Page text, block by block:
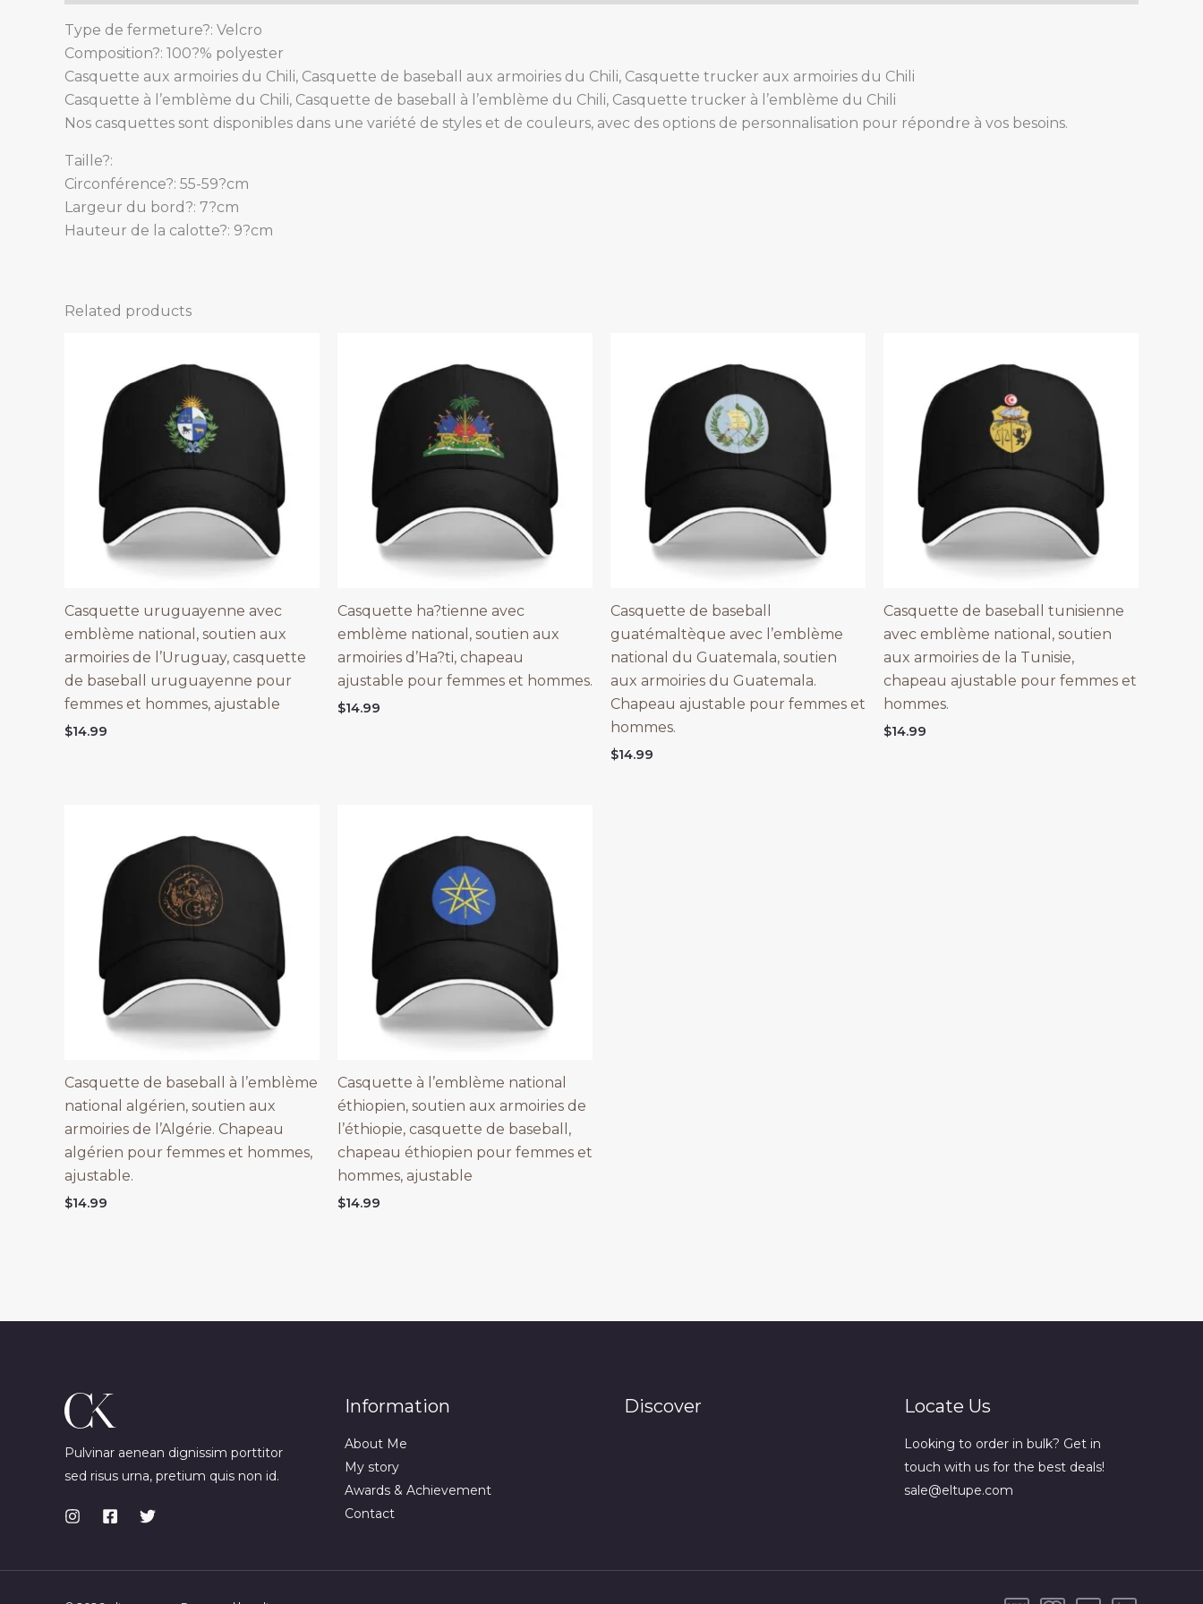
Type de fermeture?: Velcro
Composition?: 100?% polyester
Casquette aux armoiries du Chili, Casquette de baseball aux armoiries du Chili, Casquette trucker aux armoiries du Chili
Casquette à l’emblème du Chili, Casquette de baseball à l’emblème du Chili, Casquette trucker à l’emblème du Chili
Nos casquettes sont disponibles dans une variété de styles et de couleurs, avec des options de personnalisation pour répondre à vos besoins.
Taille?:
Circonférence?: 55-59?cm
Largeur du bord?: 7?cm
Hauteur de la calotte?: 9?cm
Related products
Casquette uruguayenne avec
emblème national, soutien aux
armoiries de l’Uruguay, casquette
de baseball uruguayenne pour
femmes et hommes, ajustable
$14.99
Casquette ha?tienne avec
emblème national, soutien aux
armoiries d’Ha?ti, chapeau
ajustable pour femmes et hommes.
$14.99
Casquette de baseball
guatémaltèque avec l’emblème
national du Guatemala, soutien
aux armoiries du Guatemala.
Chapeau ajustable pour femmes et
hommes.
$14.99
Casquette de baseball tunisienne
avec emblème national, soutien
aux armoiries de la Tunisie,
chapeau ajustable pour femmes et
hommes.
$14.99
Casquette de baseball à l’emblème
national algérien, soutien aux
armoiries de l’Algérie. Chapeau
algérien pour femmes et hommes,
ajustable.
$14.99
Casquette à l’emblème national
éthiopien, soutien aux armoiries de
l’éthiopie, casquette de baseball,
chapeau éthiopien pour femmes et
hommes, ajustable
$14.99
Pulvinar aenean dignissim porttitor
sed risus urna, pretium quis non id.
Information
About Me
My story
Awards & Achievement
Contact
Discover Locate Us
Looking to order in bulk? Get in
touch with us for the best deals!
sale@eltupe.com